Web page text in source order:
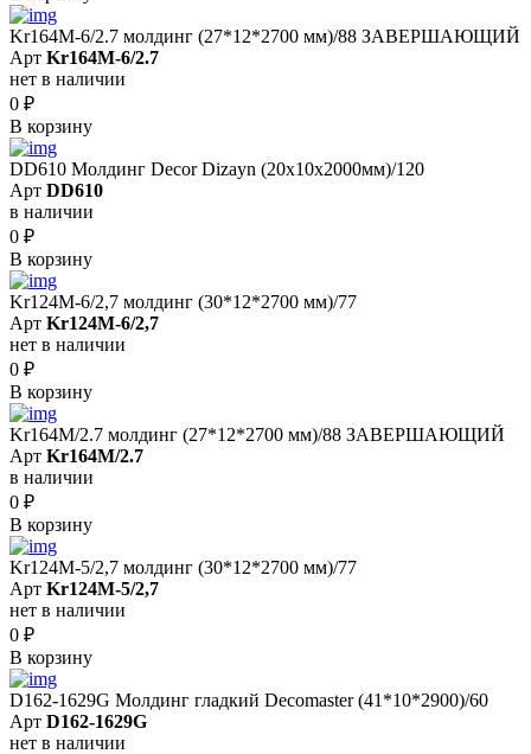
Kr164M-6/2.7 молдинг (27*12*2700 мм)/88 ЗАВЕРШАЮЩИЙ
Арт Kr164M-6/2.7
нет в наличии
0 ₽
В корзину
DD610 Молдинг Decor Dizayn (20х10x2000мм)/120
Арт DD610
в наличии
0 ₽
В корзину
Kr124M-6/2,7 молдинг (30*12*2700 мм)/77
Арт Kr124M-6/2,7
нет в наличии
0 ₽
В корзину
Kr164M/2.7 молдинг (27*12*2700 мм)/88 ЗАВЕРШАЮЩИЙ
Арт Kr164M/2.7
в наличии
0 ₽
В корзину
Kr124M-5/2,7 молдинг (30*12*2700 мм)/77
Арт Kr124M-5/2,7
нет в наличии
0 ₽
В корзину
D162-1629G Молдинг гладкий Decomaster (41*10*2900)/60
Арт D162-1629G
нет в наличии